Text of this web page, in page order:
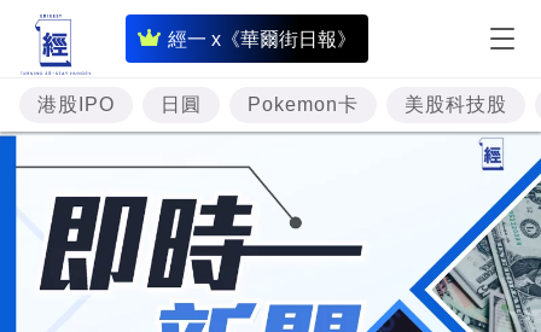
經一 x《華爾街日報》
即
時
財
經
專
題
投
資
港股IPO 日圓 Pokemon卡 美股科技股